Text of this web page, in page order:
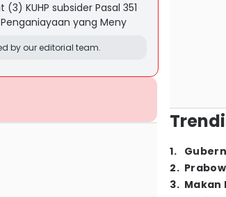
KUHP subsider Pasal 351
yang Meny
by our editorial team.
1.
2.
3. Makan